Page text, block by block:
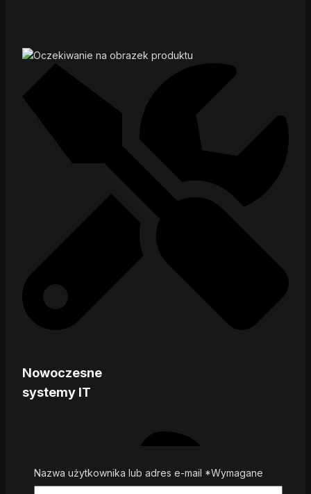
Nowoczesne
systemy IT
Nazwa użytkownika lub adres e-mail *Wymagane